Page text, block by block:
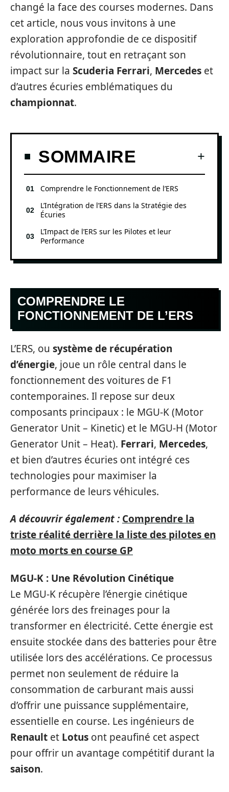
changé la face des courses modernes. Dans
cet article, nous vous invitons à une
exploration approfondie de ce dispositif
révolutionnaire, tout en retraçant son
impact sur la Scuderia Ferrari, Mercedes et
d’autres écuries emblématiques du
championnat.
SOMMAIRE
Comprendre le Fonctionnement de l’ERS
L’Intégration de l’ERS dans la Stratégie des
Écuries
L’Impact de l’ERS sur les Pilotes et leur
Performance
COMPRENDRE LE
FONCTIONNEMENT DE L’ERS
L’ERS, ou système de récupération
d’énergie, joue un rôle central dans le
fonctionnement des voitures de F1
contemporaines. Il repose sur deux
composants principaux : le MGU-K (Motor
Generator Unit – Kinetic) et le MGU-H (Motor
Generator Unit – Heat). Ferrari, Mercedes,
et bien d’autres écuries ont intégré ces
technologies pour maximiser la
performance de leurs véhicules.
A découvrir également : Comprendre la
triste réalité derrière la liste des pilotes en
moto morts en course GP
MGU-K : Une Révolution Cinétique
Le MGU-K récupère l’énergie cinétique
générée lors des freinages pour la
transformer en électricité. Cette énergie est
ensuite stockée dans des batteries pour être
utilisée lors des accélérations. Ce processus
permet non seulement de réduire la
consommation de carburant mais aussi
d’offrir une puissance supplémentaire,
essentielle en course. Les ingénieurs de
Renault et Lotus ont peaufiné cet aspect
pour offrir un avantage compétitif durant la
saison.